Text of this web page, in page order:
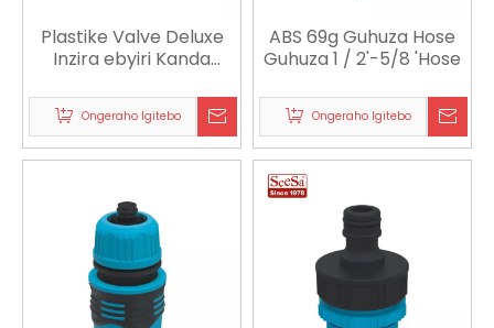
Plastike Valve Deluxe
Inzira ebyiri Kanda
Kanda Kumurima
Ongeraho Igitebo
ABS 69g Guhuza Hose
Guhuza 1 / 2'-5/8 'Hose
Ongeraho Igitebo